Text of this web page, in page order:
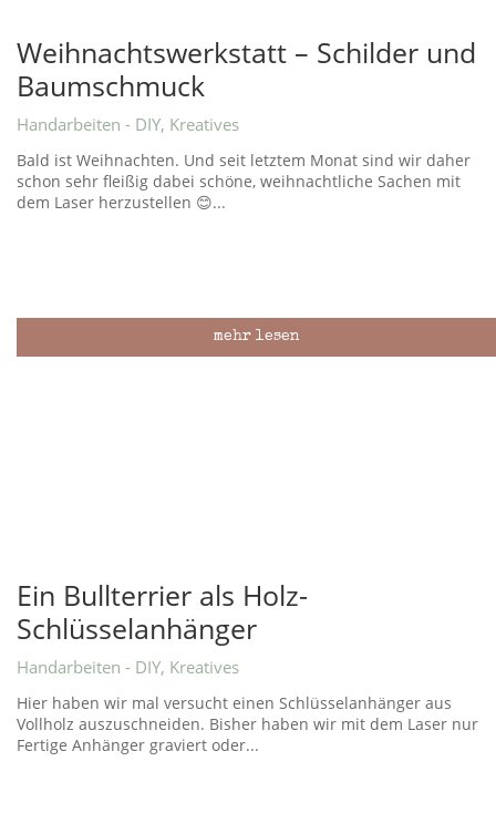
Weihnachtswerkstatt – Schilder und
Baumschmuck
Handarbeiten - DIY, Kreatives
Bald ist Weihnachten. Und seit letztem Monat sind wir daher
schon sehr fleißig dabei schöne, weihnachtliche Sachen mit
dem Laser herzustellen 😊...
mehr lesen
Ein Bullterrier als Holz-
Schlüsselanhänger
Handarbeiten - DIY, Kreatives
Hier haben wir mal versucht einen Schlüsselanhänger aus
Vollholz auszuschneiden. Bisher haben wir mit dem Laser nur
Fertige Anhänger graviert oder...